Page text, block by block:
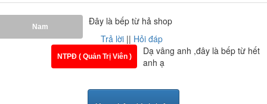
Bếp có tổng công suất : 4000W khi bật đồng thời cả 2
bếp ở chế độ Booster, giúp việc đun nấu được hoàn
thành một cách nhanh chóng hơn mà không lo bị quá
hợp với các hộ gia đình vừa và nhỏ.
Nam
Đây là bếp từ hả shop
Trả lời || Hỏi đáp
NTPĐ ( Quản Trị Viên )
Dạ vâng anh ,đây là bếp từ hết
anh ạ